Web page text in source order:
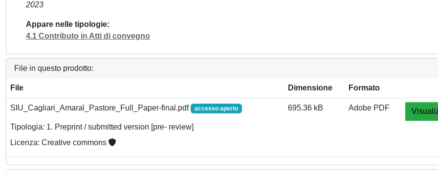
2023
Appare nelle tipologie
4.1 Contributo in Atti di convegno
File in questo prodotto:
File Dimensione Formato
SIU_Cagliari_Amaral_Pastore_Full_Paper-final.pdf accesso aperto
Tipologia: 1. Preprint / submitted version [pre- review]
Licenza: Creative commons
695.36 kB Adobe PDF